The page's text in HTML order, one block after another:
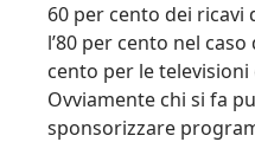
60 per cento dei ricavi
l’80 per cento nel
cento per le
Ovviamente chi si fa
sponsorizzare